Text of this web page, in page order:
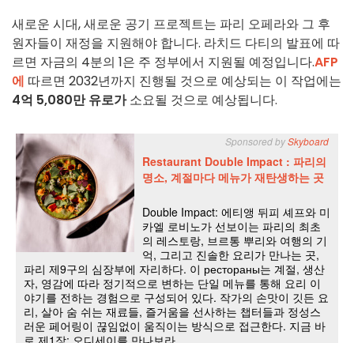
새로운 시대, 새로운 공기 프로젝트는 파리 오페라와 그 후
원자들이 재정을 지원해야 합니다. 라치드 다티의 발표에 따
르면 자금의 4분의 1은 주 정부에서 지원될 예정입니다.AFP
에 따르면 2032년까지 진행될 것으로 예상되는 이 작업에는
4억 5,080만 유로가소요될 것으로 예상됩니다.